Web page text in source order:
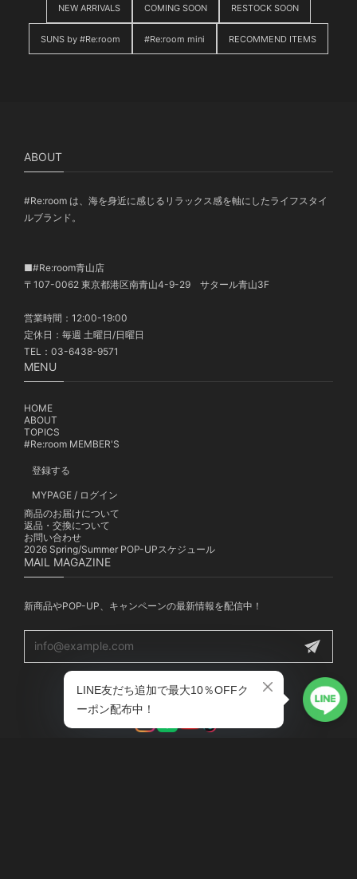
NEW ARRIVALS COMING SOON RESTOCK SOON
SUNS by #Re:room #Re:room mini RECOMMEND ITEMS
ABOUT
#Re:room は、海を身近に感じるリラックス感を軸にしたライフスタイ
ルブランド。
■#Re:room青山店
〒107-0062 東京都港区南青山4-9-29 サタール青山3F
営業時間：12:00-19:00
定休日：毎週 土曜日/日曜日
TEL：03-6438-9571
MENU
HOME
ABOUT
TOPICS
#Re:room MEMBER'S
登録する
MYPAGE / ログイン
商品のお届けについて
返品・交換について
お問い合わせ
2026 Spring/Summer POP-UPスケジュール
MAIL MAGAZINE
新商品やPOP-UP、キャンペーンの最新情報を配信中！